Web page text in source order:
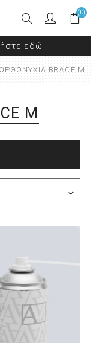
(0)
εδώ
ΟΡΘΟΝΥΧΙΑ BRACE Μ
Μ